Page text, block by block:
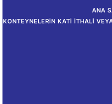
ANA
KONTEYNELERIN KATI İTHALI